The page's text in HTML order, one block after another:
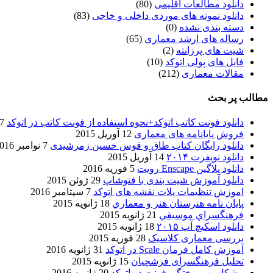
دانلود مطالعات اقلیمی (80)
دانلود نمونه های موردی داخلی و خاجی (83)
دسته بندی نشده (0)
رساله های ارشد معماری (65)
شیت های پرزانته (2)
فایل های پولی اتوکد (10)
مقالات معماری (212)
مطالب پر بحث
دانلود فونت کاتب اتوکد+نحوه استفاده از فونت کاتب در اتوکد 7 آگوست 2017
فروش پایانامه های معماری 12 آوریل 2015
دانلود رایگان کتاب طاق و قوس حسین زمرشیدی 7 نوامبر 2016
دانلود نویفرت ۲۰۱۴
14 آوریل 2015
دانلود پلاگین Enscape رویت
5 فوریه 2016
دانلود آموزش شیت بندی با فتوشاپ 29 ژوئن 2015
اموزش تنظیمات پلات نقشه های اتوکد 7 سپتامبر 2016
پایان نامه هنرستان هنر و معماري 18 ژانویه 2015
فرهنگسراي موسيقي 21 ژانویه 2015
دانلود اسکیچ آپ ۲۰۱۵
18 ژانویه 2015
بررسی معماری کلاسیک 28 فوریه 2015
آموزش کامل فرمان Scale در اتوکد
31 ژانویه 2016
تحلیل فرهنگسرای فرشچیان 15 ژانویه 2015